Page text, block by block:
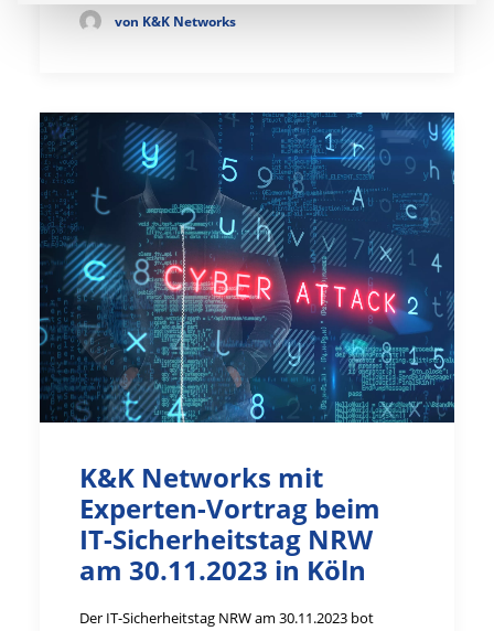
von K&K Networks
K&K Networks mit
Experten-Vortrag beim
IT-Sicherheitstag NRW
am 30.11.2023 in Köln
Der IT-Sicherheitstag NRW am 30.11.2023 bot